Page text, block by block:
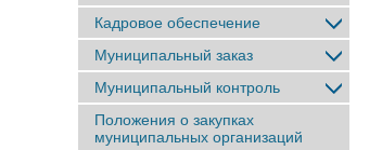
Кадровое обеспечение
Муниципальный заказ
Муниципальный контроль
Положения о закупках
муниципальных организаций